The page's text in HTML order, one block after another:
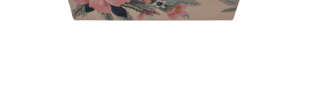
100 Lei - 200 Lei